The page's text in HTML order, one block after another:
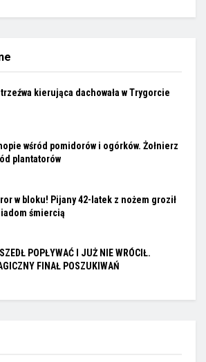
kierująca dachowała w Trygorcie
wśród pomidorów i ogórków. Żołnierz
plantatorów
w bloku! Pijany 42-latek z nożem groził
śmiercią
POPŁYWAĆ I JUŻ NIE WRÓCIŁ.
FINAŁ POSZUKIWAŃ